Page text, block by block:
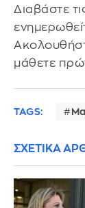
Διαβάστε
μάθετε
TAGS:
ΣΧΕΤΙΚΑ